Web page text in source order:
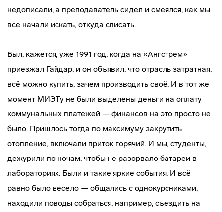
недописали, а преподаватель сидел и смеялся, как мы
все начали искать, откуда списать.
Был, кажется, уже 1991 год, когда на «Ангстрем»
приезжал Гайдар, и он объявил, что отрасль затратная,
всё можно купить, зачем производить своё. И в тот же
момент МИЭТу не были выделены деньги на оплату
коммунальных платежей — финансов на это просто не
было. Пришлось тогда по максимуму закрутить
отопление, включали приток горячий. И мы, студенты,
дежурили по ночам, чтобы не разорвало батареи в
лабораториях. Были и такие яркие события. И всё
равно было весело — общались с однокурсниками,
находили поводы собраться, например, съездить на